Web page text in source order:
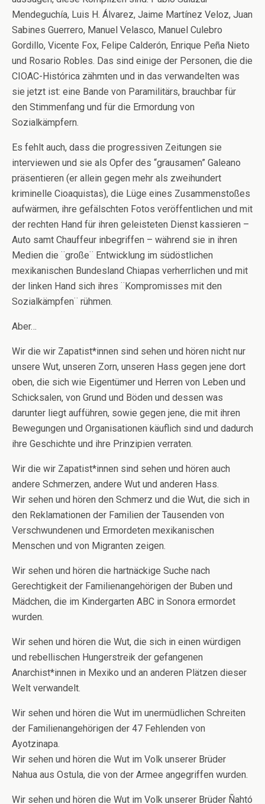
Mendeguchía, Luis H. Álvarez, Jaime Martínez Veloz, Juan
Sabines Guerrero, Manuel Velasco, Manuel Culebro
Gordillo, Vicente Fox, Felipe Calderón, Enrique Peña Nieto
und Rosario Robles. Das sind einige der Personen, die die
CIOAC-Histórica zähmten und in das verwandelten was
sie jetzt ist: eine Bande von Paramilitärs, brauchbar für
den Stimmenfang und für die Ermordung von
Sozialkämpfern.
Es fehlt auch, dass die progressiven Zeitungen sie
interviewen und sie als Opfer des “grausamen” Galeano
präsentieren (er allein gegen mehr als zweihundert
kriminelle Cioaquistas), die Lüge eines Zusammenstoßes
aufwärmen, ihre gefälschten Fotos veröffentlichen und mit
der rechten Hand für ihren geleisteten Dienst kassieren –
Auto samt Chauffeur inbegriffen – während sie in ihren
Medien die ¨große¨ Entwicklung im südöstlichen
mexikanischen Bundesland Chiapas verherrlichen und mit
der linken Hand sich ihres ¨Kompromisses mit den
Sozialkämpfen¨ rühmen.
Aber…
Wir die wir Zapatist*innen sind sehen und hören nicht nur
unsere Wut, unseren Zorn, unseren Hass gegen jene dort
oben, die sich wie Eigentümer und Herren von Leben und
Schicksalen, von Grund und Böden und dessen was
darunter liegt aufführen, sowie gegen jene, die mit ihren
Bewegungen und Organisationen käuflich sind und dadurch
ihre Geschichte und ihre Prinzipien verraten.
Wir die wir Zapatist*innen sind sehen und hören auch
andere Schmerzen, andere Wut und anderen Hass.
Wir sehen und hören den Schmerz und die Wut, die sich in
den Reklamationen der Familien der Tausenden von
Verschwundenen und Ermordeten mexikanischen
Menschen und von Migranten zeigen.
Wir sehen und hören die hartnäckige Suche nach
Gerechtigkeit der Familienangehörigen der Buben und
Mädchen, die im Kindergarten ABC in Sonora ermordet
wurden.
Wir sehen und hören die Wut, die sich in einen würdigen
und rebellischen Hungerstreik der gefangenen
Anarchist*innen in Mexiko und an anderen Plätzen dieser
Welt verwandelt.
Wir sehen und hören die Wut im unermüdlichen Schreiten
der Familienangehörigen der 47 Fehlenden von
Ayotzinapa.
Wir sehen und hören die Wut im Volk unserer Brüder
Nahua aus Ostula, die von der Armee angegriffen wurden.
Wir sehen und hören die Wut im Volk unserer Brüder Ñahtó